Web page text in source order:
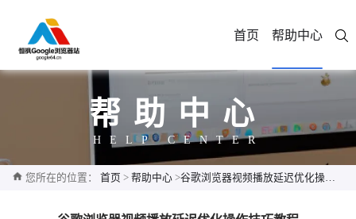
首页 帮助中心
帮助中心
HELP CENTER
您所在的位置： 首页 > 帮助中心 >谷歌浏览器视频播放延迟优化操作技巧教程